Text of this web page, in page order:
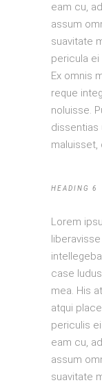
eam cu,
assum
suavitate
pericula ei
Ex omnis
reque
noluisse.
dissentias
HEADING 6
Lorem
case
mea. His
atqui
periculis
eam cu,
assum
suavitate